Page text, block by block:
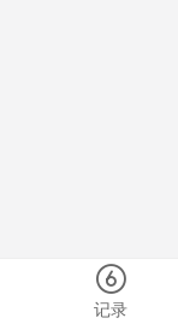
记录